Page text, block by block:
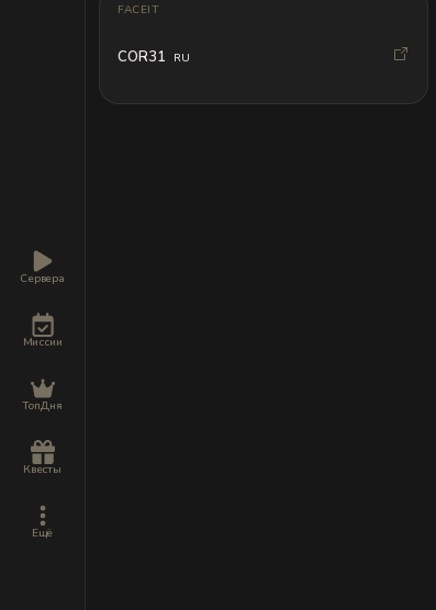
Сервера
Миссии
ТопДня
Квесты
Ещё
FACEIT
COR31 RU